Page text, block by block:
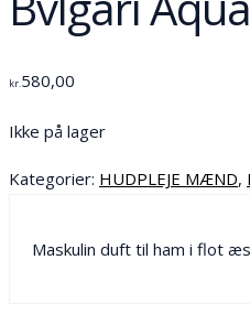
kr. 580,00
Ikke på lager
Kategorier: HUDPLEJE MÆND,
Maskulin duft til ham i flot